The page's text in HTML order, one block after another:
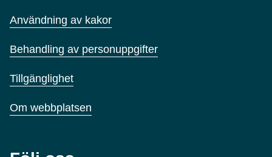
Användning av kakor
Behandling av personuppgifter
Tillgänglighet
Om webbplatsen